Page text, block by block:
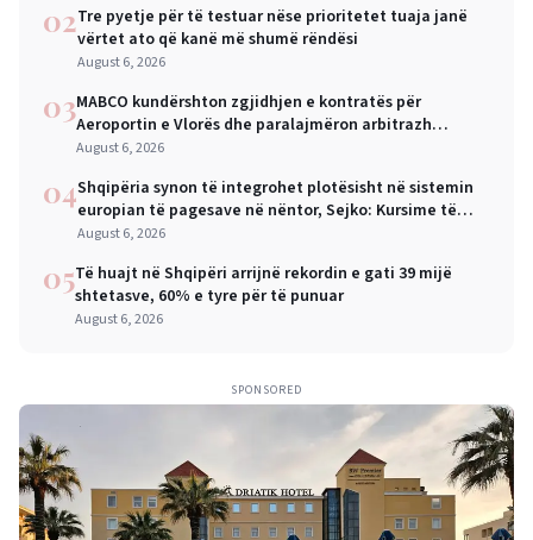
02Tre pyetje për të testuar nëse prioritetet tuaja janë
vërtet ato që kanë më shumë rëndësi
August 6, 2026
03MABCO kundërshton zgjidhjen e kontratës për
Aeroportin e Vlorës dhe paralajmëron arbitrazh
ndërkombëtar
August 6, 2026
04Shqipëria synon të integrohet plotësisht në sistemin
europian të pagesave në nëntor, Sejko: Kursime të
mëdha për qytetarët dhe bizneset
August 6, 2026
05Të huajt në Shqipëri arrijnë rekordin e gati 39 mijë
shtetasve, 60% e tyre për të punuar
August 6, 2026
SPONSORED